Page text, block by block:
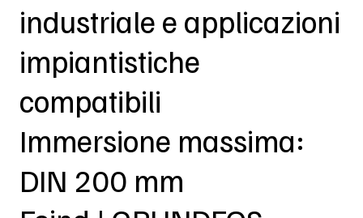
industriale e applicazioni
impiantistiche
compatibili
Immersione massima:
DIN 200 mm